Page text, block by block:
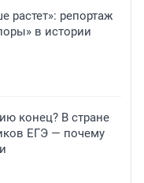
растет»: репортаж
в истории
конец? В стране
ЕГЭ — почему